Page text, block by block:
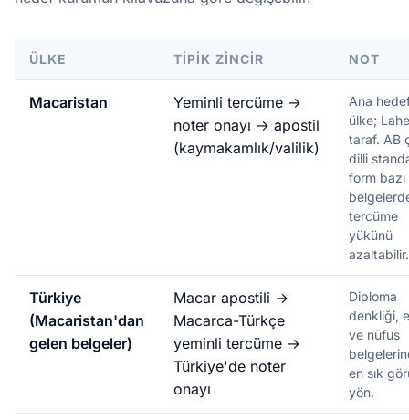
ÜLKE TIPIK ZINCIR NOT
Macaristan
Yeminli tercüme →
noter onayı → apostil
(kaymakamlık/valilik)
Ana
ülke;
taraf. AB
dilli
form bazı
tercüme
yükünü
azaltabilir.
Türkiye
(Macaristan'dan
gelen belgeler)
Macar apostili →
Macarca-Türkçe
yeminli tercüme →
Türkiye'de noter
onayı
Diploma
denkliği,
ve nüfus
en sık
yön.